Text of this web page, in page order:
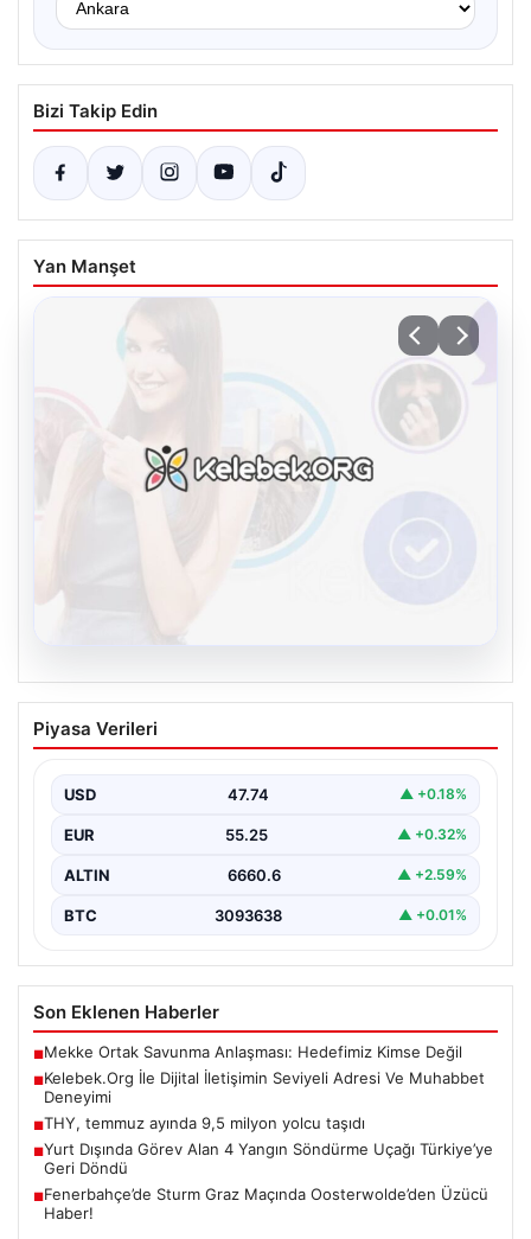
Bizi Takip Edin
Yan Manşet
Kelebek.Org İle Dijital İletişimin Seviyeli
Adresi Ve Muhabbet Deneyimi
kurması kritik bir hassasiyet taşımaktadır. Halen pek…
Piyasa Verileri
USD 47.74 ▲ +0.18%
EUR 55.25 ▲ +0.32%
ALTIN 6660.6 ▲ +2.59%
BTC 3093638 ▲ +0.01%
Son Eklenen Haberler
■Mekke Ortak Savunma Anlaşması: Hedefimiz Kimse Değil
■Kelebek.Org İle Dijital İletişimin Seviyeli Adresi Ve Muhabbet
Deneyimi
■THY, temmuz ayında 9,5 milyon yolcu taşıdı
■Yurt Dışında Görev Alan 4 Yangın Söndürme Uçağı Türkiye’ye
Geri Döndü
■Fenerbahçe’de Sturm Graz Maçında Oosterwolde’den Üzücü
Haber!